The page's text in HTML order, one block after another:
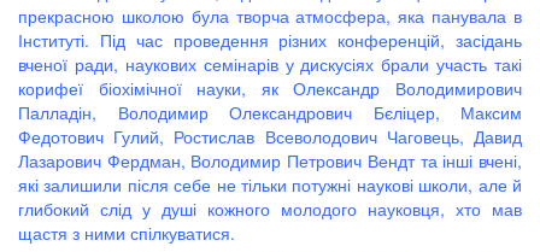
прекрасною школою була творча атмосфера, яка панувала в
Інституті. Під час проведення різних конференцій, засідань
вченої ради, наукових семінарів у дискусіях брали участь такі
корифеї біохімічної науки, як Олександр Володимирович
Палладін, Володимир Олександрович Бєліцер, Максим
Федотович Гулий, Ростислав Всеволодович Чаговець, Давид
Лазарович Фердман, Володимир Петрович Вендт та інші вчені,
які залишили після себе не тільки потужні наукові школи, але й
глибокий слід у душі кожного молодого науковця, хто мав
щастя з ними спілкуватися.